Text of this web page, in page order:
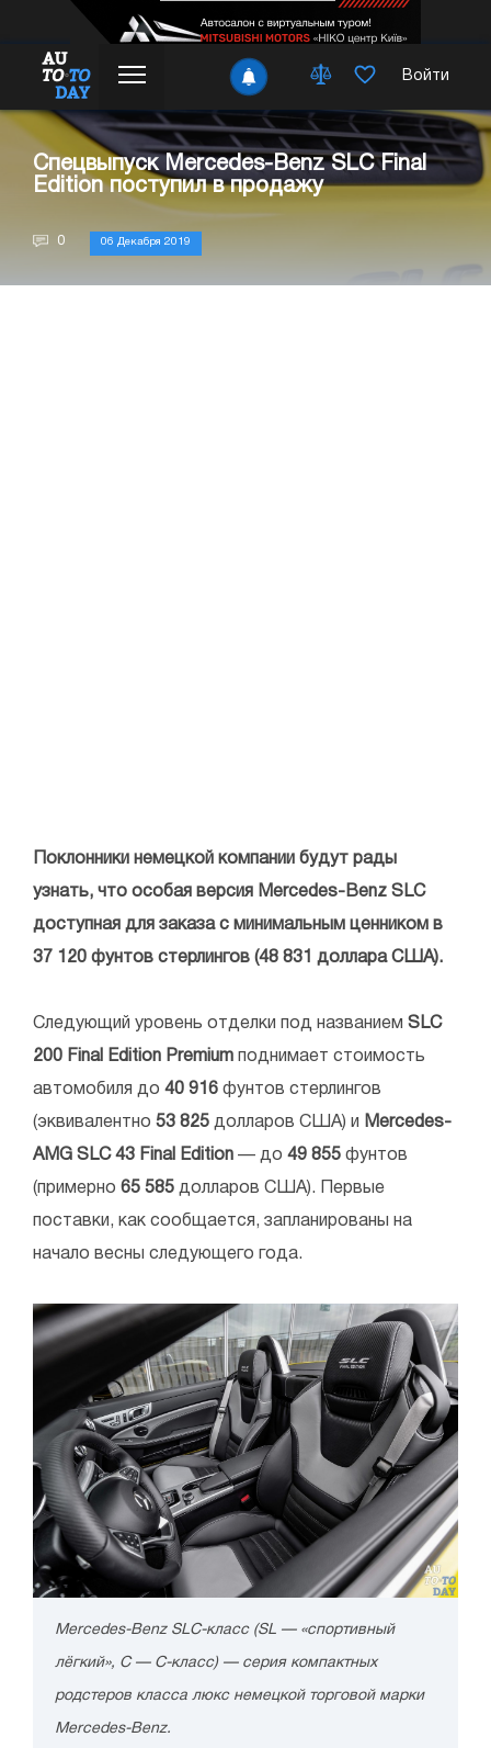
Войти
Спецвыпуск Mercedes-Benz SLC Final
Edition поступил в продажу
0 06 Декабря 2019
Поклонники немецкой компании будут рады
узнать, что особая версия Mercedes-Benz SLC
доступная для заказа с минимальным ценником в
37 120 фунтов стерлингов (48 831 доллара США).
Следующий уровень отделки под названием SLC
200 Final Edition Premium поднимает стоимость
автомобиля до 40 916 фунтов стерлингов
(эквивалентно 53 825 долларов США) и Mercedes-
AMG SLC 43 Final Edition — до 49 855 фунтов
(примерно 65 585 долларов США). Первые
поставки, как сообщается, запланированы на
начало весны следующего года.
Mercedes-Benz SLC-класс (SL — «спортивный
лёгкий», C — C-класс) — серия компактных
родстеров класса люкс немецкой торговой марки
Mercedes-Benz.